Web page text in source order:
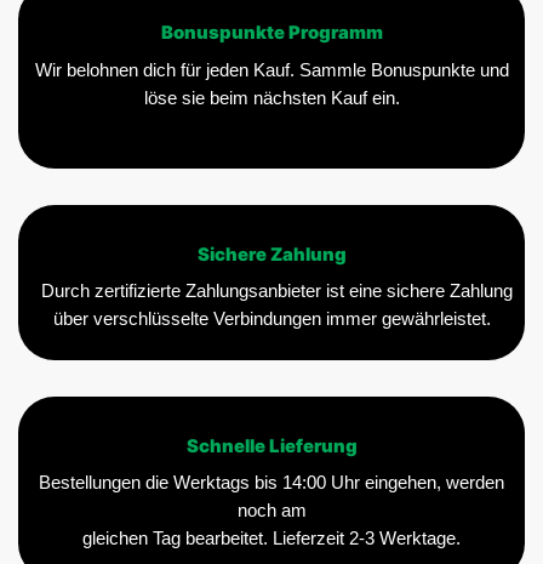
Bonuspunkte Programm
Wir belohnen dich für jeden Kauf. Sammle Bonuspunkte und
löse sie beim nächsten Kauf ein.
Sichere Zahlung
Durch zertifizierte Zahlungsanbieter ist eine sichere Zahlung
über verschlüsselte Verbindungen immer gewährleistet.
Schnelle Lieferung
Bestellungen die Werktags bis 14:00 Uhr eingehen, werden
noch am
gleichen Tag bearbeitet. Lieferzeit 2-3 Werktage.